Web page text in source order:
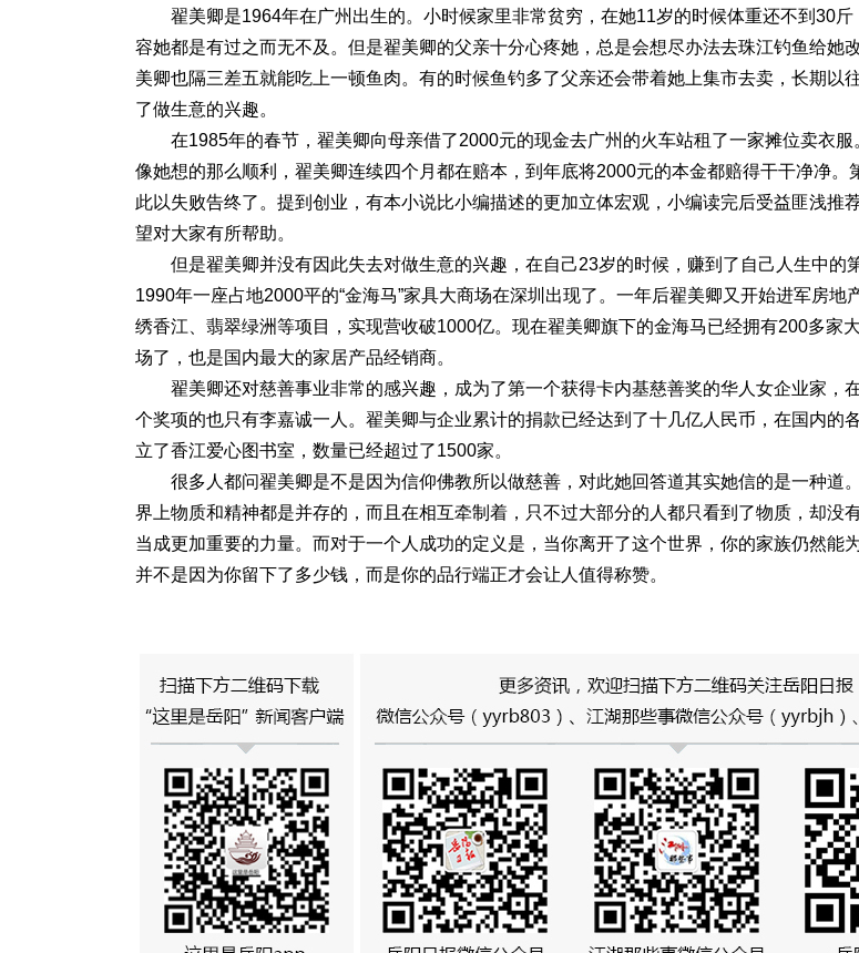
翟美卿是1964年在广州出生的。小时候家里非常贫穷，在她11岁的时候体重还不到30
容她都是有过之而无不及。但是翟美卿的父亲十分心疼她，总是会想尽办法去珠江钓鱼给她
美卿也隔三差五就能吃上一顿鱼肉。有的时候鱼钓多了父亲还会带着她上集市去卖，长期以
了做生意的兴趣。
在1985年的春节，翟美卿向母亲借了2000元的现金去广州的火车站租了一家摊位卖衣服
像她想的那么顺利，翟美卿连续四个月都在赔本，到年底将2000元的本金都赔得干干净净。
此以失败告终了。提到创业，有本小说比小编描述的更加立体宏观，小编读完后受益匪浅推
望对大家有所帮助。
但是翟美卿并没有因此失去对做生意的兴趣，在自己23岁的时候，赚到了自己人生中的
1990年一座占地2000平的“金海马”家具大商场在深圳出现了。一年后翟美卿又开始进军房地
绣香江、翡翠绿洲等项目，实现营收破1000亿。现在翟美卿旗下的金海马已经拥有200多家
场了，也是国内最大的家居产品经销商。
翟美卿还对慈善事业非常的感兴趣，成为了第一个获得卡内基慈善奖的华人女企业家，
个奖项的也只有李嘉诚一人。翟美卿与企业累计的捐款已经达到了十几亿人民币，在国内的
立了香江爱心图书室，数量已经超过了1500家。
很多人都问翟美卿是不是因为信仰佛教所以做慈善，对此她回答道其实她信的是一种道
界上物质和精神都是并存的，而且在相互牵制着，只不过大部分的人都只看到了物质，却没
当成更加重要的力量。而对于一个人成功的定义是，当你离开了这个世界，你的家族仍然能
并不是因为你留下了多少钱，而是你的品行端正才会让人值得称赞。